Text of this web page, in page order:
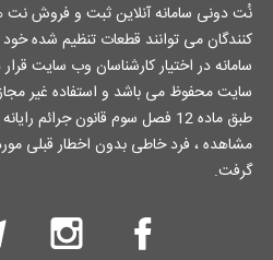
نُت دونی سامانه آنلاین ثبت و فروش
کنندگان می توانند قطعات تنظیم شده
سامانه در اختیار کارشناسان وب سایت
سایت محفوظ می باشد و استفاده غیر
طبق ماده 12 فصل سوم قانون
مشاهده ، فرد خاطی بدون اخطار قبلی
گرفت.